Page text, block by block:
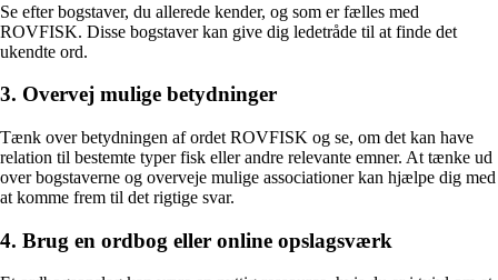
Se efter bogstaver, du allerede kender, og som er fælles med
ROVFISK. Disse bogstaver kan give dig ledetråde til at finde det
ukendte ord.
3. Overvej mulige betydninger
Tænk over betydningen af ordet ROVFISK og se, om det kan have
relation til bestemte typer fisk eller andre relevante emner. At tænke ud
over bogstaverne og overveje mulige associationer kan hjælpe dig med
at komme frem til det rigtige svar.
4. Brug en ordbog eller online opslagsværk